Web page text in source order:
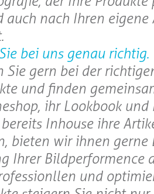
auch nach Ihren
bei uns genau richtig.
Sie gern bei der
und finden
ihr Lookbook
Inhouse ihre
bieten wir ihnen gerne
Ihrer Bildperformence
und